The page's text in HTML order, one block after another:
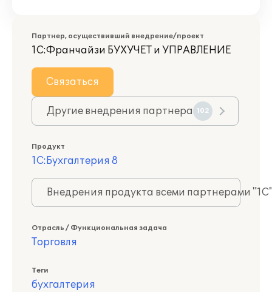
Партнер, осуществивший внедрение/проект
1С:Франчайзи БУХУЧЕТ и УПРАВЛЕНИЕ
Связаться
Другие внедрения партнера 102
Продукт
1С:Бухгалтерия 8
Внедрения продукта всеми партнерами
Отрасль / Функциональная задача
Торговля
Теги
бухгалтерия